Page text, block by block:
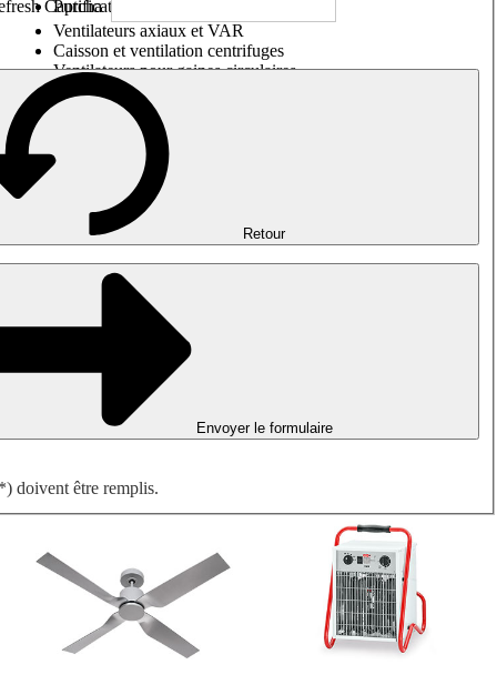
Purificateurs d'air/Moniteurs CO
Ventilateurs axiaux et VAR
Caisson et ventilation centrifuges
Ventilateurs pour gaines circulaires
Ventilateurs pour gaines rectangulaires
Tourelles de toiture
Désenfumage, détection incendie et ventilation de parking
Ventilateurs antidéflagrants
Mesurer. Contrôler. Réguler.
Traitement d'air
Accessoires aérauliques
Retour
Envoyer le formulaire
doivent être remplis.